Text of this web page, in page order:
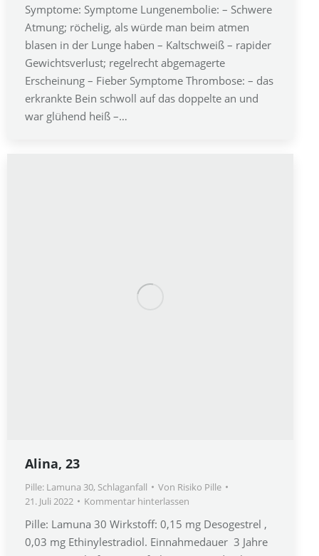
Symptome: Symptome Lungenembolie: – Schwere
Atmung; röchelig, als würde man beim atmen
blasen in der Lunge haben – Kaltschweiß – rapider
Gewichtsverlust; regelrecht abgemagerte
Erscheinung – Fieber Symptome Thrombose: – das
erkrankte Bein schwoll auf das doppelte an und
war glühend heiß –…
Alina, 23
Pille: Lamuna 30, Schlaganfall Von Risiko Pille
21. Juli 2022
Kommentar hinterlassen
Pille: Lamuna 30 Wirkstoff: 0,15 mg Desogestrel ,
0,03 mg Ethinylestradiol. Einnahmedauer 3 Jahre